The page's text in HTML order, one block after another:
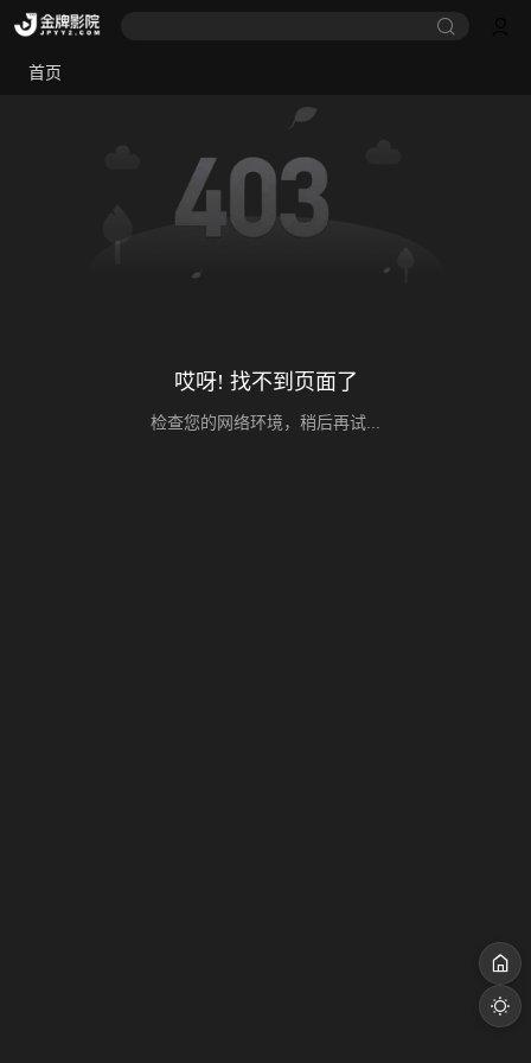
首页
哎呀! 找不到页面了
检查您的网络环境，稍后再试...